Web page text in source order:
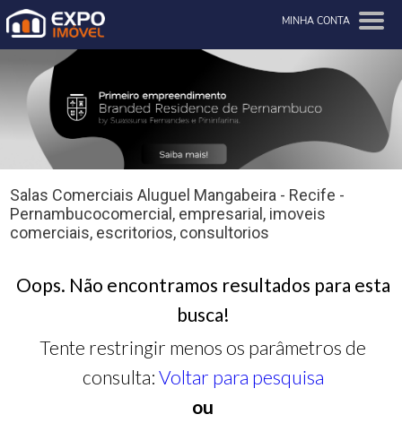
MINHA CONTA
Salas Comerciais Aluguel Mangabeira - Recife -
Pernambucocomercial, empresarial, imoveis
comerciais, escritorios, consultorios
Oops. Não encontramos resultados para esta
busca!
Tente restringir menos os parâmetros de
consulta: Voltar para pesquisa
ou